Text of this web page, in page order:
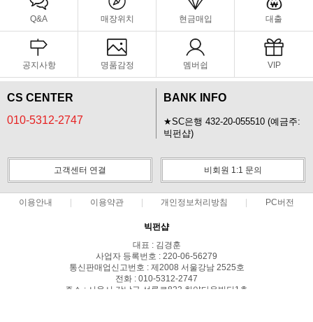
Q&A 매장위치 현금매입 대출
공지사항 명품감정 멤버쉽 VIP
CS CENTER
010-5312-2747
BANK INFO
★SC은행 432-20-055510 (예금주:
빅펀샵)
고객센터 연결 비회원 1:1 문의
이용안내 이용약관 개인정보처리방침 PC버전
빅펀샵
대표 : 김경훈
사업자 등록번호 : 220-06-56279
통신판매업신고번호 : 제2008 서울강남 2525호
전화 : 010-5312-2747
주소 : 서울시 강남구 선릉로823 한양타운빌딩1층